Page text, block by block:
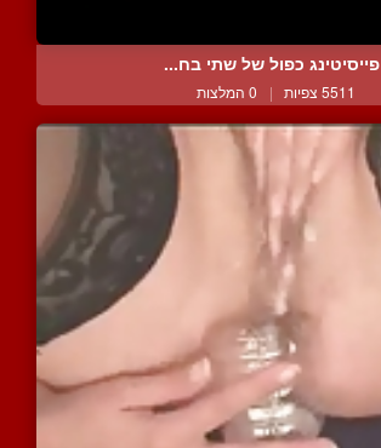
פייסיטינג כפול של שתי בח...
5511 צפיות | 0 המלצות